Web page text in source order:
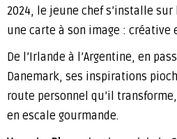
2024, le jeune chef s’installe
une carte à son image : créative
De l’Irlande à l’Argentine, en
Danemark, ses inspirations
route personnel qu’il
en escale gourmande.